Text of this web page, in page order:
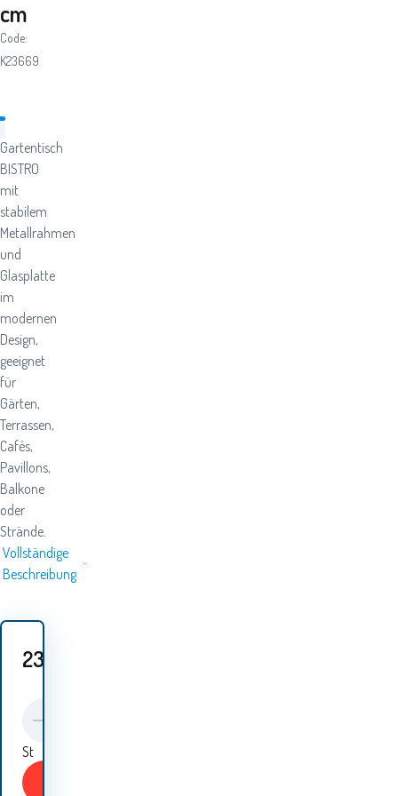
cm
Code:
K23669
Gartentisch
BISTRO
mit
stabilem
Metallrahmen
und
Glasplatte
im
modernen
Design,
geeignet
für
Gärten,
Terrassen,
Cafés,
Pavillons,
Balkone
oder
Strände.
Vollständige
Beschreibung
23.70
St